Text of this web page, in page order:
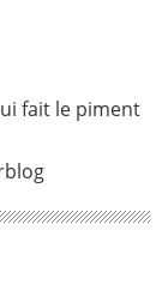
fait le piment